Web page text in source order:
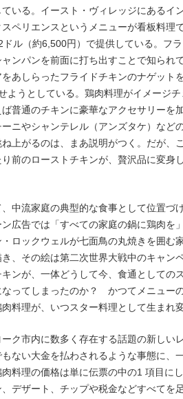
いる。イースト・ヴィレッジにあるイ
ペリエンスというメニューが看板料理
ル（約6,500円）で提供している。フ
ンパンを前面に打ち出すことで知られ
あしらったフライドチキンのナゲット
ようとしている。鶏肉料理がイメージ
普通のチキンに豪華なアクセサリーを
ニやシャンテレル（アンズタケ）など
上がるのは、まあ説明がつく。だが、
前のローストチキンが、贅沢品に変身
中流家庭の典型的な食事として位置づ
広告では「すべての家庭の鍋に鶏肉を
ロックウェルが七面鳥の丸焼きを囲む
、その絵は第二次世界大戦中のキャン
ンが、一体どうして今、食通としての
ってしまったのか？ かつてメニュー
料理が、いつスター料理として生まれ
ク市内に数多く存在する話題の新しい
ない大金を払わされるような事態に、
料理の価格は単に伝票の中の1 項目に
デザート、チップや税金などすべてを